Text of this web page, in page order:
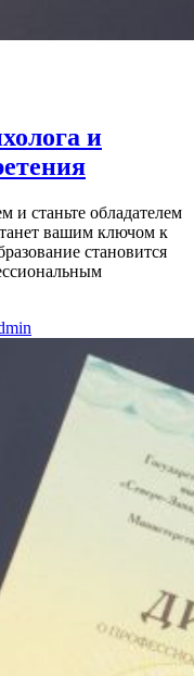
и
и станьте обладателем
вашим ключом к
становится